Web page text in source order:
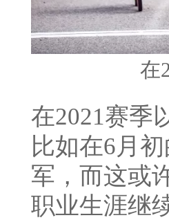
在
在2021赛季
比如在6月
军，而这或
职业生涯继